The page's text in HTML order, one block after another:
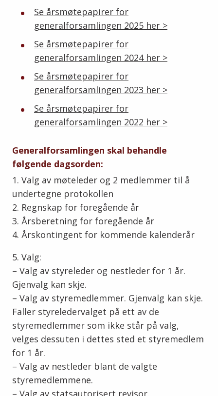
Se årsmøtepapirer for
generalforsamlingen 2025 her >
Se årsmøtepapirer for
generalforsamlingen 2024 her >
Se årsmøtepapirer for
generalforsamlingen 2023 her >
Se årsmøtepapirer for
generalforsamlingen 2022 her >
Generalforsamlingen skal behandle
følgende dagsorden:
1. Valg av møteleder og 2 medlemmer til å
undertegne protokollen
2. Regnskap for foregående år
3. Årsberetning for foregående år
4. Årskontingent for kommende kalenderår
5. Valg:
– Valg av styreleder og nestleder for 1 år.
Gjenvalg kan skje.
– Valg av styremedlemmer. Gjenvalg kan skje.
Faller styreledervalget på ett av de
styremedlemmer som ikke står på valg,
velges dessuten i dettes sted et styremedlem
for 1 år.
– Valg av nestleder blant de valgte
styremedlemmene.
– Valg av statsautorisert revisor.